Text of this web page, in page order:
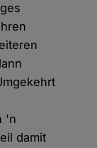
'n
damit